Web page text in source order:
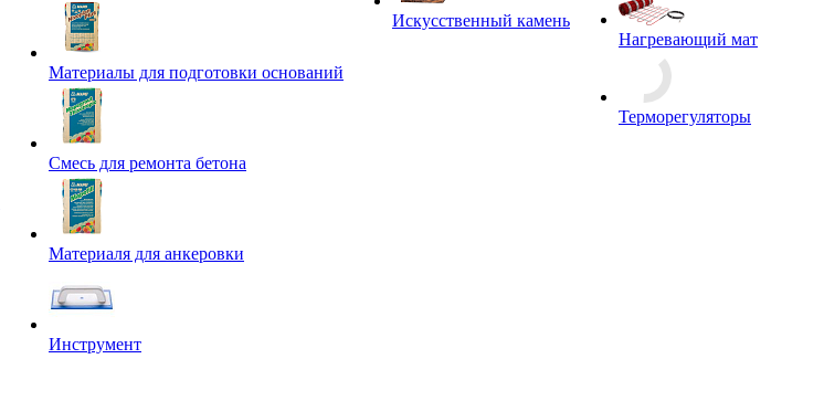
Материалы для подготовки оснований
Смесь для ремонта бетона
Материаля для анкеровки
Инструмент
Искусственный камень
Нагревающий мат
Терморегуляторы